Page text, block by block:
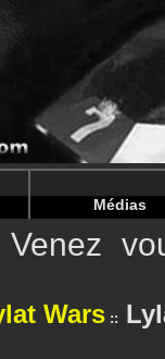
in /
in /
Médias
Wars